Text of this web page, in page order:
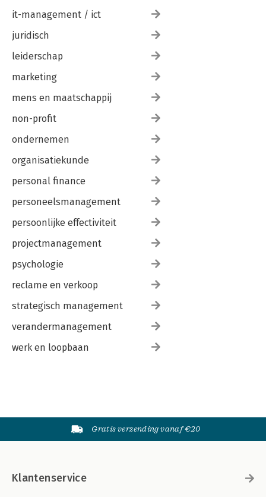
it-management / ict
juridisch
leiderschap
marketing
mens en maatschappij
non-profit
ondernemen
organisatiekunde
personal finance
personeelsmanagement
persoonlijke effectiviteit
projectmanagement
psychologie
reclame en verkoop
strategisch management
verandermanagement
werk en loopbaan
Gratis verzending vanaf €20
Klantenservice